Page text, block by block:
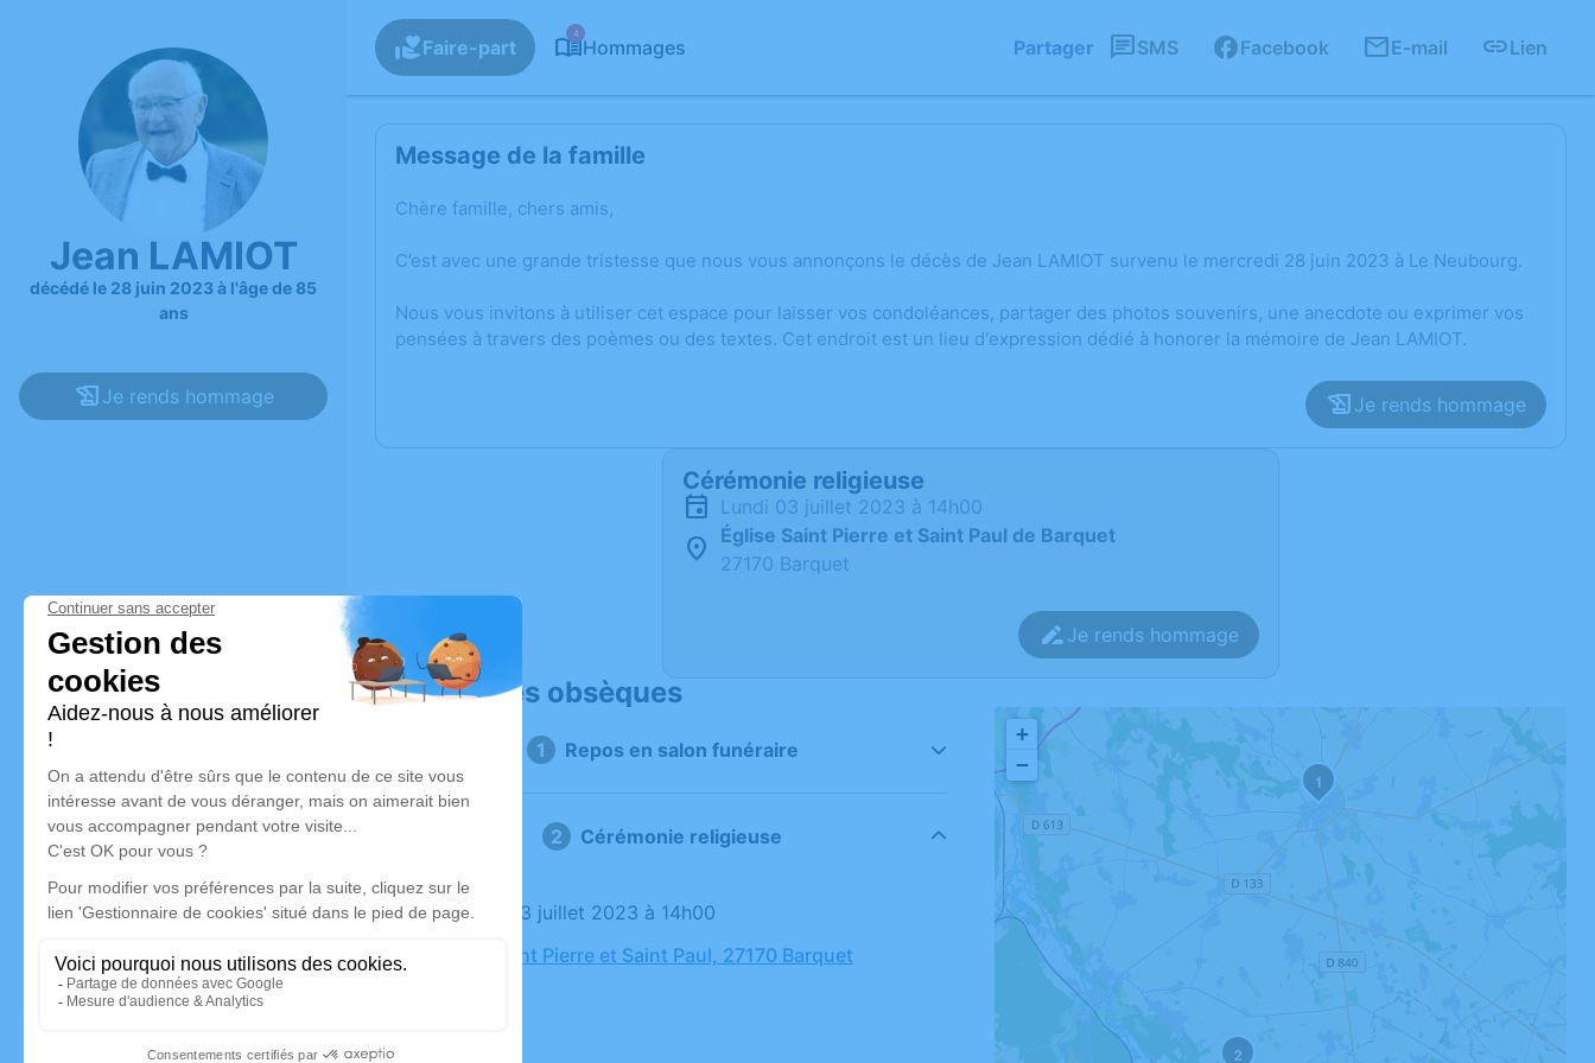
Jean LAMIOT
décédé le 28 juin 2023 à l'âge de 85
ans
Je rends hommage
Faire-part
4
Hommages Partager SMS Facebook E-mail Lien
Message de la famille
Chère famille, chers amis,
C’est avec une grande tristesse que nous vous annonçons le décès de Jean LAMIOT survenu le mercredi 28 juin 2023 à Le Neubourg.
Nous vous invitons à utiliser cet espace pour laisser vos condoléances, partager des photos souvenirs, une anecdote ou exprimer vos
pensées à travers des poèmes ou des textes. Cet endroit est un lieu d'expression dédié à honorer la mémoire de Jean LAMIOT.
Je rends hommage
Cérémonie religieuse
lundi 03 juillet 2023 à 14h00
Église Saint Pierre et Saint Paul de Barquet
27170 Barquet
Je rends hommage
Déroulé des obsèques
1 Repos en salon funéraire
2 Cérémonie religieuse
Le lundi 03 juillet 2023 à 14h00
Église Saint Pierre et Saint Paul, 27170 Barquet
1
2
+
−